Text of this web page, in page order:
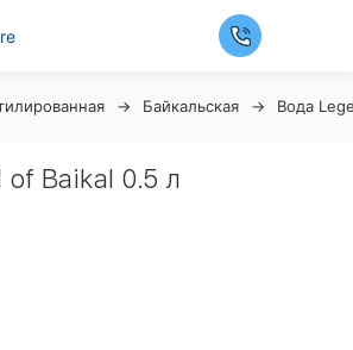
Байкальская Вода
Baikal 0.5 л